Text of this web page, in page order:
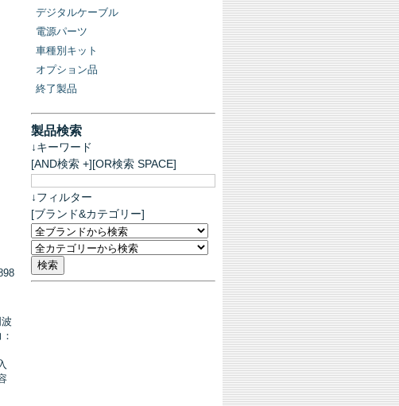
デジタルケーブル
電源パーツ
車種別キット
オプション品
終了製品
製品検索
↓キーワード
[AND検索 +][OR検索 SPACE]
↓フィルター
[ブランド&カテゴリー]